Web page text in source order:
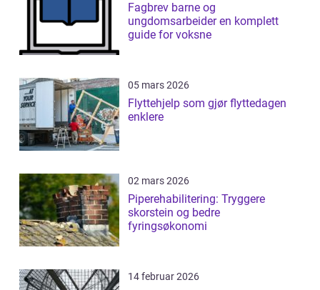
Fagbrev barne og
ungdomsarbeider en komplett
guide for voksne
05 mars 2026
Flyttehjelp som gjør flyttedagen
enklere
02 mars 2026
Piperehabilitering: Tryggere
skorstein og bedre
fyringsøkonomi
14 februar 2026